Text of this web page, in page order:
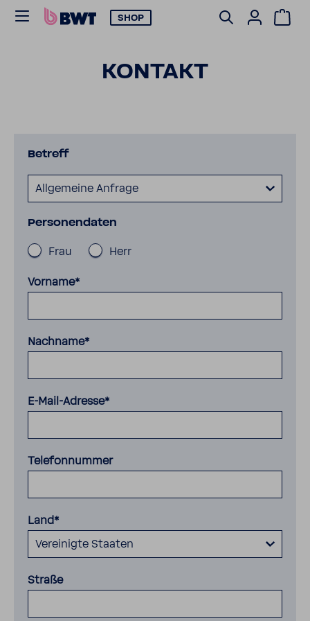
SHOP
KONTAKT
Betreff
Allgemeine Anfrage
Perso­nen­daten
Frau Herr
Vorname*
Nachname*
E-Mail-Adresse*
Telefonnummer
Land*
Vereinigte Staaten
Straße